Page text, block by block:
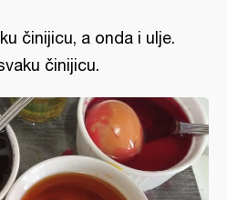
činijicu, a onda i ulje.
činijicu.